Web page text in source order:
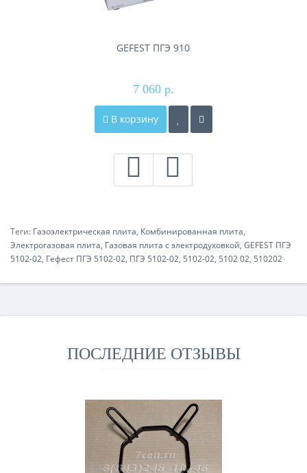
GEFEST ПГЭ 910
7 060 р.
В корзину
Теги: Газоэлектрическая плита, Комбинированная плита,
Электрогазовая плита, Газовая плита с электродуховкой, GEFEST ПГЭ
5102-02, Гефест ПГЭ 5102-02, ПГЭ 5102-02, 5102-02, 5102 02, 510202
ПОСЛЕДНИЕ ОТЗЫВЫ